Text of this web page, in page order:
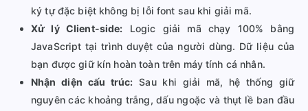
ký tự đặc biệt không bị lỗi font sau khi giải mã.
Xử lý Client-side: Logic giải mã chạy 100% bằng
JavaScript tại trình duyệt của người dùng. Dữ liệu của
bạn được giữ kín hoàn toàn trên máy tính cá nhân.
Nhận diện cấu trúc: Sau khi giải mã, hệ thống giữ
nguyên các khoảng trắng, dấu ngoặc và thụt lề ban đầu